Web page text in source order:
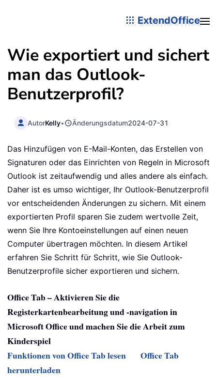
ExtendOffice
Wie exportiert und sichert
man das Outlook-
Benutzerprofil?
AutorKelly• Änderungsdatum2024-07-31
Das Hinzufügen von E-Mail-Konten, das Erstellen von
Signaturen oder das Einrichten von Regeln in Microsoft
Outlook ist zeitaufwendig und alles andere als einfach.
Daher ist es umso wichtiger, Ihr Outlook-Benutzerprofil
vor entscheidenden Änderungen zu sichern. Mit einem
exportierten Profil sparen Sie zudem wertvolle Zeit,
wenn Sie Ihre Kontoeinstellungen auf einen neuen
Computer übertragen möchten. In diesem Artikel
erfahren Sie Schritt für Schritt, wie Sie Outlook-
Benutzerprofile sicher exportieren und sichern.
Office Tab – Aktivieren Sie die
Registerkartenbearbeitung und -navigation in
Microsoft Office und machen Sie die Arbeit zum
Kinderspiel
Funktionen von Office Tab lesen
Office Tab
herunterladen